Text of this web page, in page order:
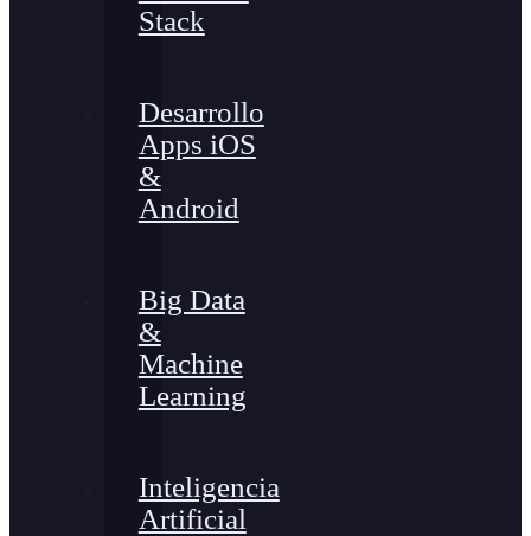
Stack
Desarrollo
Apps iOS
&
Android
Big Data
&
Machine
Learning
Inteligencia
Artificial